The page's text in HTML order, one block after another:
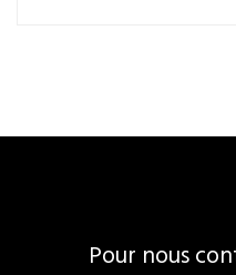
Pour nous